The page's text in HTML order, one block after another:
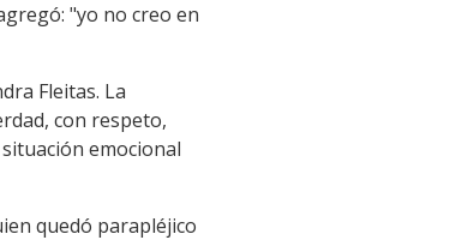
"yo no creo en
Fleitas. La
con respeto,
emocional
quedó parapléjico